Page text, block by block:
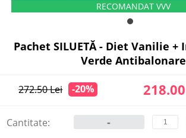
Pachet SILUETĂ - Diet Vanilie +
Verde Antibalonare
272.50 Lei -20%
Cantitate: -